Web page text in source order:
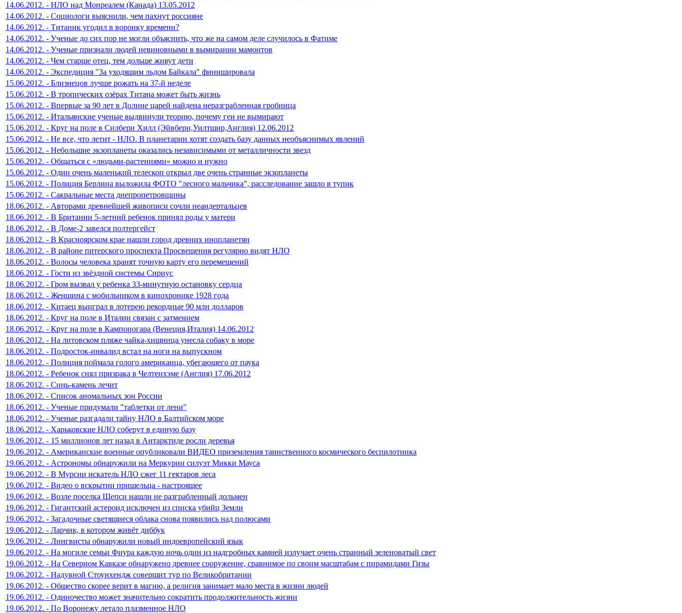
14.06.2012. - НЛО над Монреалем (Канада) 13.05.2012
14.06.2012. - Социологи выяснили, чем пахнут россияне
14.06.2012. - Титаник угодил в воронку времени?
14.06.2012. - Ученые до сих пор не могли объяснить, что же на самом деле случилось в Фатиме
14.06.2012. - Ученые признали людей невиновными в вымирании мамонтов
14.06.2012. - Чем старше отец, тем дольше живут дети
14.06.2012. - Экспедиция "За уходящим льдом Байкала" финишировала
15.06.2012. - Близнецов лучше рожать на 37-й неделе
15.06.2012. - В тропических озёрах Титана может быть жизнь
15.06.2012. - Впервые за 90 лет в Долине царей найдена неразграбленная гробница
15.06.2012. - Итальянские ученые выдвинули теорию, почему геи не вымирают
15.06.2012. - Круг на поле в Силбери Хилл (Эйвбери,Уилтшир,Англия) 12.06.2012
15.06.2012. - Не все, что летит - НЛО. В планетарии хотят создать базу данных необъяснимых явлений
15.06.2012. - Небольшие экзопланеты оказались независимыми от металличности звезд
15.06.2012. - Общаться с «людьми-растениями» можно и нужно
15.06.2012. - Один очень маленький телескоп открыл две очень странные экзопланеты
15.06.2012. - Полиция Берлина выложила ФОТО "лесного мальчика", расследование зашло в тупик
15.06.2012. - Сакральные места днепропетровщины
18.06.2012. - Авторами древнейшей живописи сочли неандертальцев
18.06.2012. - В Британии 5-летний ребенок принял роды у матери
18.06.2012. - В Доме-2 завелся полтергейст
18.06.2012. - В Красноярском крае нашли город древних инопланетян
18.06.2012. - В районе питерского проспекта Просвещения регулярно видят НЛО
18.06.2012. - Волосы человека хранят точную карту его перемещений
18.06.2012. - Гости из звёздной системы Сириус
18.06.2012. - Гром вызвал у ребенка 33-минутную остановку сердца
18.06.2012. - Женщина с мобильником в кинохронике 1928 года
18.06.2012. - Китаец выиграл в лотерею рекордные 90 млн долларов
18.06.2012. - Круг на поле в Италии связан с затмением
18.06.2012. - Круг на поле в Кампоногара (Венеция,Италия) 14.06.2012
18.06.2012. - На литовском пляже чайка-хищница унесла собаку в море
18.06.2012. - Подросток-инвалид встал на ноги на выпускном
18.06.2012. - Полиция поймала голого американца, убегающего от паука
18.06.2012. - Ребенок снял призрака в Челтенхэме (Англия) 17.06.2012
18.06.2012. - Синь-камень лечит
18.06.2012. - Список аномальных зон России
18.06.2012. - Ученые придумали "таблетки от лени"
18.06.2012. - Ученые разгадали тайну НЛО в Балтийском море
18.06.2012. - Харьковские НЛО соберут в единую базу
19.06.2012. - 15 миллионов лет назад в Антарктиде росли деревья
19.06.2012. - Американские военные опубликовали ВИДЕО приземления таинственного космического беспилотника
19.06.2012. - Астрономы обнаружили на Меркурии силуэт Микки Мауса
19.06.2012. - В Мурсии искатель НЛО сжег 11 гектаров леса
19.06.2012. - Видео о вскрытии пришельца - настроящее
19.06.2012. - Возле поселка Шепси нашли не разграбленный дольмен
19.06.2012. - Гигантский астероид исключен из списка убийц Земли
19.06.2012. - Загадочные светящиеся облака снова появились над полюсами
19.06.2012. - Ларчик, в котором живёт диббук
19.06.2012. - Лингвисты обнаружили новый индоевропейский язык
19.06.2012. - На могиле семьи Фиура каждую ночь один из надгробных камней излучает очень странный зеленоватый свет
19.06.2012. - На Северном Кавказе обнаружено древнее сооружение, сравнимое по своим масштабам с пирамидами Гизы
19.06.2012. - Надувной Стоунхендж совершит тур по Великобритании
19.06.2012. - Общество скорее верит в магию, а религия занимает мало места в жизни людей
19.06.2012. - Одиночество может значительно сократить продолжительность жизни
19.06.2012. - По Воронежу летало плазменное НЛО